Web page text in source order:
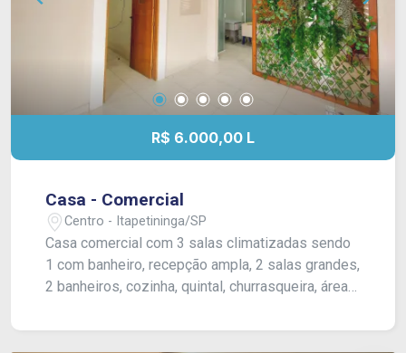
R$ 6.000,00 L
Casa - Comercial
Centro - Itapetininga/SP
Casa comercial com 3 salas climatizadas sendo
1 com banheiro, recepção ampla, 2 salas grandes,
2 banheiros, cozinha, quintal, churrasqueira, área
gesso e piso frio.